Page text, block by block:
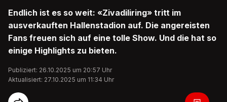
Endlich ist es so weit: «Zivadiliring» tritt im
ausverkauften Hallenstadion auf. Die angereisten
Fans freuen sich auf eine tolle Show. Und die hat so
einige Highlights zu bieten.
Publiziert: 26.10.2025 um 20:57 Uhr
Aktualisiert: 27.10.2025 um 11:34 Uhr